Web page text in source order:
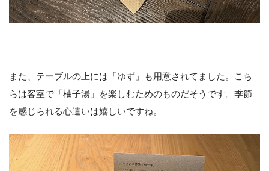
また、テーブルの上には「ゆず」も用意されてました。こち
らは客室で「柚子湯」を楽しむためのものだそうです。季節
を感じられる心遣いは嬉しいですね。